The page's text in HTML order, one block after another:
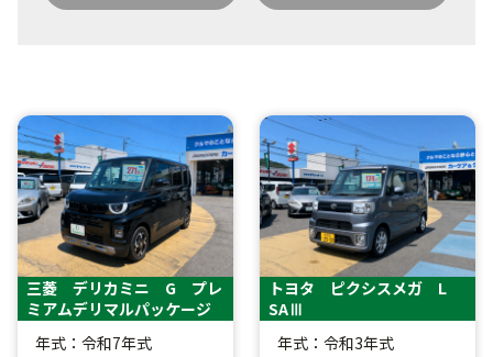
三菱 デリカミニ G プレ
ミアムデリマルパッケージ
年式：令和7年式
トヨタ ピクシスメガ L
SAⅢ
年式：令和3年式